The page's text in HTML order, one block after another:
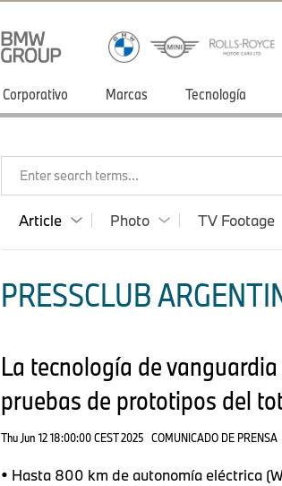
Corporativo Marcas Tecnología
Enter search terms...
Article Photo TV Footage
PRESSCLUB
La tecnología de
pruebas de prototipos del
Thu Jun 12 18:00:00 CEST 2025 COMUNICADO DE PRENSA
• Hasta 800 km de autonomía eléctrica